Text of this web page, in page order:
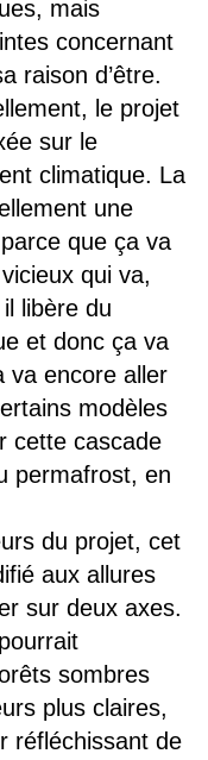
mais
concernant
raison d’être.
le projet
sur le
climatique. La
une
que ça va
qui va,
libère du
et donc ça va
va encore aller
modèles
cette cascade
permafrost, en
du projet, cet
aux allures
sur deux axes.
sombres
plus claires,
réfléchissant de